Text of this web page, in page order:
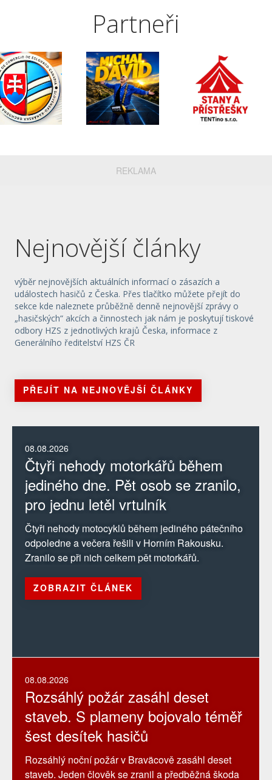
Partneři
REKLAMA
Nejnovější články
výběr nejnovějších aktuálních informací o zásazích a
událostech hasičů z Česka. Přes tlačítko můžete přejít do
sekce kde naleznete průběžně denně nejnovější zprávy o
„hasičských“ akcích a činnostech jak nám je poskytují tiskové
odbory HZS z jednotlivých krajů Česka, informace z
Generálního ředitelství HZS ČR
PŘEJÍT NA NEJNOVĚJŠÍ ČLÁNKY
08.08.2026
Čtyři nehody motorkářů během
jediného dne. Pět osob se zranilo,
pro jednu letěl vrtulník
Čtyři nehody motocyklů během jediného pátečního
odpoledne a večera řešili v Horním Rakousku.
Zranilo se při nich celkem pět motorkářů.
ZOBRAZIT ČLÁNEK
08.08.2026
Rozsáhlý požár zasáhl deset
staveb. S plameny bojovalo téměř
šest desítek hasičů
Rozsáhlý noční požár v Braväcově zasáhl deset
staveb. Jeden člověk se zranil a předběžná škoda